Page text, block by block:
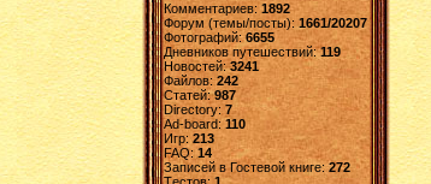
Комментариев: 1892
Форум (темы/посты):1661/20207
Фотографий:6655
Дневников путешествий:119
Новостей:3241
Файлов: 242
Статей:987
Directory: 7
Ad-board:110
Игр: 213
FAQ:14
Записей в Гостевой книге:272